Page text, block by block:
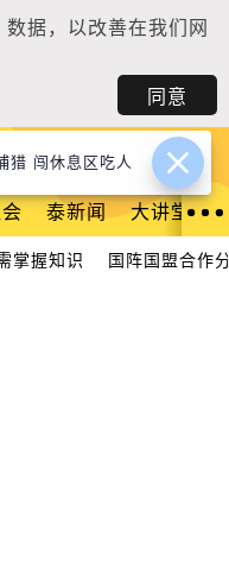
数据，以改善在我们网
同意
登入
泰新闻 大讲堂
掌握知识 国阵国盟合作
猎 闯休息区吃人